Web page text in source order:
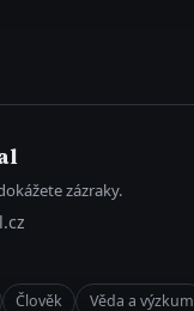
zázraky.
Člověk Věda a výzkum